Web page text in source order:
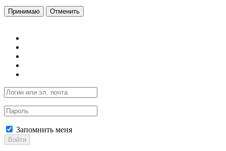
Принимаю Отменить
Запомнить меня
Войти